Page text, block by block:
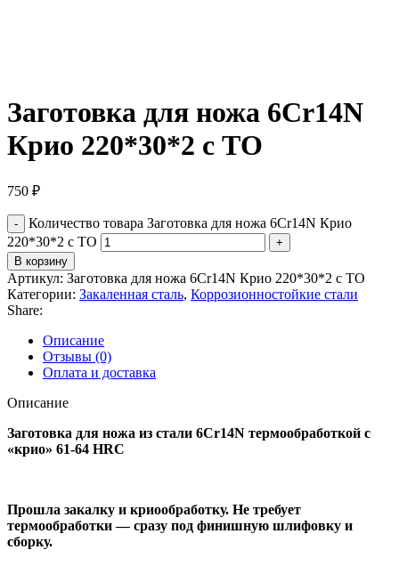
Заготовка для ножа 6Cr14N
Крио 220*30*2 с ТО
750 ₽
Количество товара Заготовка для ножа 6Cr14N Крио
220*30*2 с ТО
В корзину
Артикул: Заготовка для ножа 6Cr14N Крио 220*30*2 с ТО
Категории: Закаленная сталь, Коррозионностойкие стали
Share:
Описание
Отзывы (0)
Оплата и доставка
Описание
Заготовка для ножа из стали 6Cr14N термообработкой с
«крио» 61-64 HRC
Прошла закалку и криообработку. Не требует
термообработки — сразу под финишную шлифовку и
сборку.